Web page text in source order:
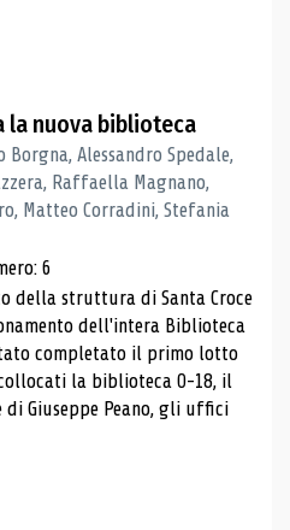
la nuova biblioteca
Alessandro Spedale,
Raffaella Magnano,
Matteo Corradini, Stefania
6
della struttura di Santa Croce
dell'intera Biblioteca
completato il primo lotto
la biblioteca 0-18, il
Giuseppe Peano, gli uffici